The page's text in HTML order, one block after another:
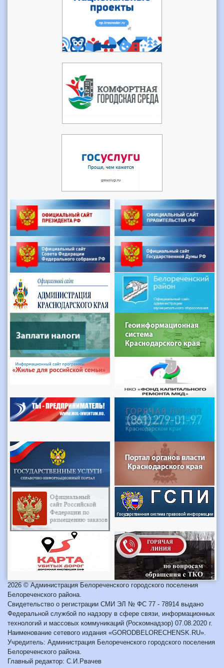
2026 © Администрация Белореченского городского поселения
Белореченского района.
Свидетельство о регистрации СМИ ЭЛ № ФС 77 - 78914 выдано
Федеральной службой по надзору в сфере связи, информационных
технологий и массовых коммуникаций (Роскомнадзор) 07.08.2020 г.
Наименование сетевого издания «GORODBELORECHENSK.RU».
Учредитель: Администрация Белореченского городского поселения
Белореченского района.
Главный редактор: С.И.Рвачев